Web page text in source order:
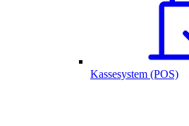
Kassesystem (POS)